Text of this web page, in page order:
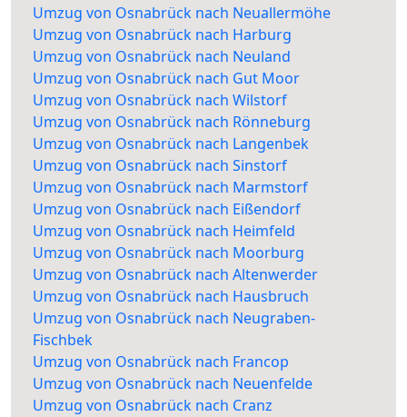
Umzug von Osnabrück nach Neuallermöhe
Umzug von Osnabrück nach Harburg
Umzug von Osnabrück nach Neuland
Umzug von Osnabrück nach Gut Moor
Umzug von Osnabrück nach Wilstorf
Umzug von Osnabrück nach Rönneburg
Umzug von Osnabrück nach Langenbek
Umzug von Osnabrück nach Sinstorf
Umzug von Osnabrück nach Marmstorf
Umzug von Osnabrück nach Eißendorf
Umzug von Osnabrück nach Heimfeld
Umzug von Osnabrück nach Moorburg
Umzug von Osnabrück nach Altenwerder
Umzug von Osnabrück nach Hausbruch
Umzug von Osnabrück nach Neugraben-
Fischbek
Umzug von Osnabrück nach Francop
Umzug von Osnabrück nach Neuenfelde
Umzug von Osnabrück nach Cranz